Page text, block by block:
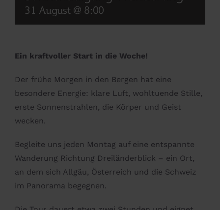
31 August @ 8:00
Ein kraftvoller Start in die Woche!
Der frühe Morgen in den Bergen hat eine
besondere Energie: klare Luft, wohltuende Stille,
erste Sonnenstrahlen, die Körper und Geist
wecken.
Begleite uns jeden Montag auf eine entspannte
Wanderung Richtung Dreiländerblick – ein Ort,
an dem sich Allgäu, Österreich und die Schweiz
im Panorama begegnen.